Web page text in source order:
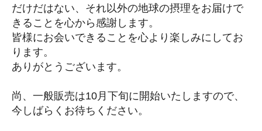
だけだはない、それ以外の地球の摂理をお届けで
きることを心から感謝します。
皆様にお会いできることを心より楽しみにしてお
ります。
ありがとうございます。
尚、一般販売は10月下旬に開始いたしますので、
今しばらくお待ちください。